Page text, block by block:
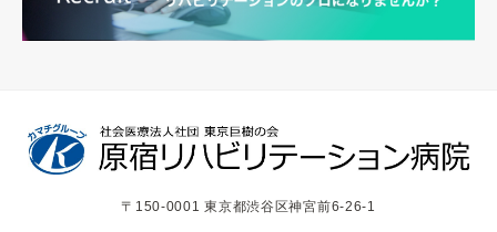
〒150-0001 東京都渋谷区神宮前6-26-1